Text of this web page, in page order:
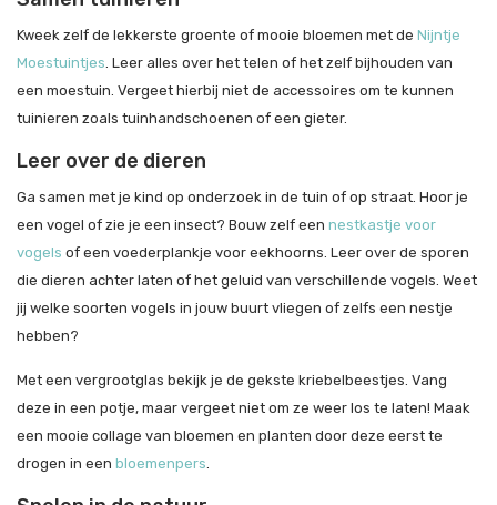
Kweek zelf de lekkerste groente of mooie bloemen met de Nijntje
Moestuintjes. Leer alles over het telen of het zelf bijhouden van
een moestuin. Vergeet hierbij niet de accessoires om te kunnen
tuinieren zoals tuinhandschoenen of een gieter.
Leer over de dieren
Ga samen met je kind op onderzoek in de tuin of op straat. Hoor je
een vogel of zie je een insect? Bouw zelf een nestkastje voor
vogels of een voederplankje voor eekhoorns. Leer over de sporen
die dieren achter laten of het geluid van verschillende vogels. Weet
jij welke soorten vogels in jouw buurt vliegen of zelfs een nestje
hebben?
Met een vergrootglas bekijk je de gekste kriebelbeestjes. Vang
deze in een potje, maar vergeet niet om ze weer los te laten! Maak
een mooie collage van bloemen en planten door deze eerst te
drogen in een bloemenpers.